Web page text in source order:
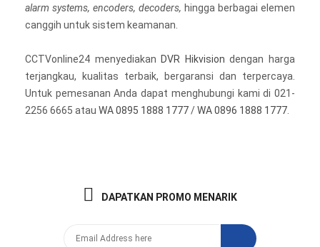
alarm systems, encoders, decoders, hingga berbagai elemen
canggih untuk sistem keamanan.
CCTVonline24 menyediakan DVR Hikvision dengan harga
terjangkau, kualitas terbaik, bergaransi dan terpercaya.
Untuk pemesanan Anda dapat menghubungi kami di 021-
2256 6665 atau WA 0895 1888 1777/WA 0896 1888 1777
DAPATKAN PROMO MENARIK